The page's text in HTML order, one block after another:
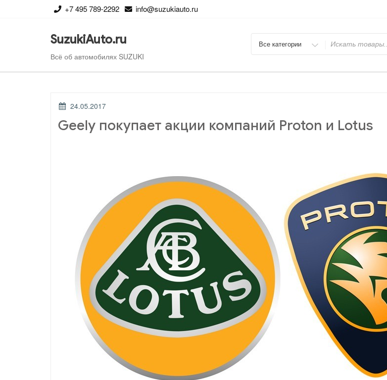
+7 495 789-2292 info@suzukiauto.ru
SuzukiAuto.ru
Всё об автомобилях SUZUKI
Искать
ОПУБЛИКОВАНО
24.05.2017
Geely покупает акции компаний Proton и Lotus